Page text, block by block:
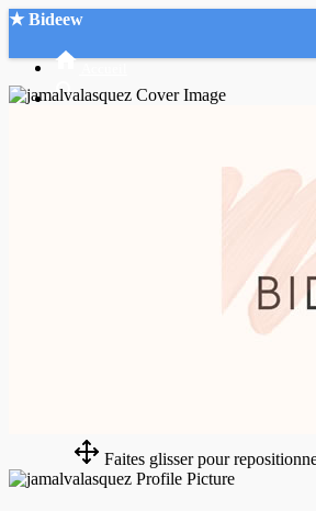
★ Bideew
Faites glisser pour